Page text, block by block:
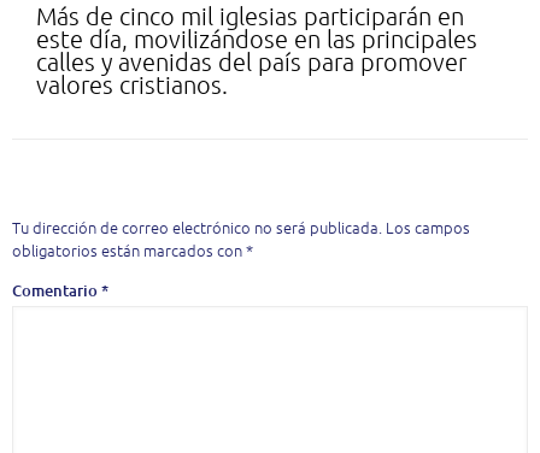
Más de cinco mil iglesias participarán en
este día, movilizándose en las principales
calles y avenidas del país para promover
valores cristianos.
Tu dirección de correo electrónico no será publicada. Los campos
obligatorios están marcados con*
Comentario*